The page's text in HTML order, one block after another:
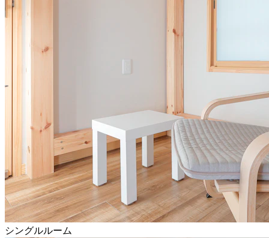
シングルルーム